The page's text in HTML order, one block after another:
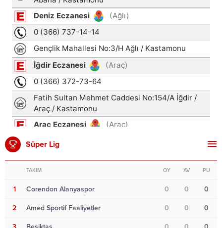
Süper Lig
TAKIM OY AV PU
1 Corendon Alanyaspor 0 0 0
2 Amed Sportif Faaliyetler 0 0 0